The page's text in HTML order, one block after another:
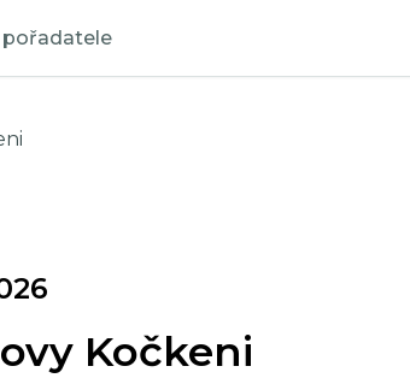
pořadatele
Kočkeni